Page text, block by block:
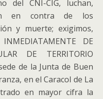
del CNI-CIG, luchan,
en contra de los
y muerte; exigimos,
DE
DE TERRITORIO
de la Junta de Buen
en el Caracol de La
en mayor cifra la